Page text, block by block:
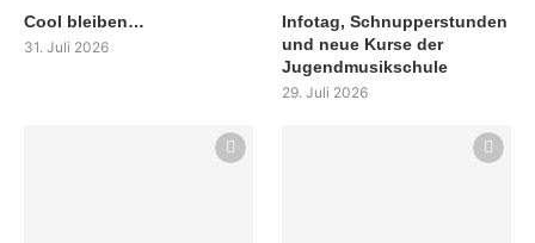
Cool bleiben…
31. Juli 2026
Infotag, Schnupperstunden
und neue Kurse der
Jugendmusikschule
29. Juli 2026